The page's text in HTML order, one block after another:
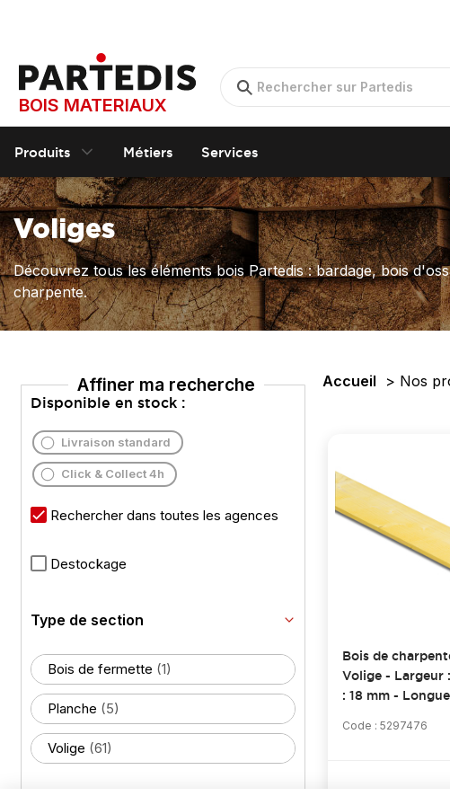
BOIS MATERIAUX
Produits Métiers Services
Voliges
Découvrez tous les éléments bois Partedis : bardage, bois
charpente.
Affiner ma recherche
Disponible en stock :
Livraison standard
Click & Collect 4h
Rechercher dans toutes les agences
Destockage
Type de section
Bois de fermette (1)
Planche (5)
Volige (61)
Accueil Nos
Bois de
Volige - Largeur
: 18 mm -
Code : 5297476